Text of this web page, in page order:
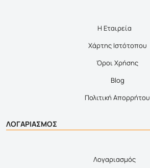
Η Εταιρεία
Χάρτης Ιστότοπου
Όροι Χρήσης
Blog
Πολιτική Απορρήτου
ΛΟΓΑΡΙΑΣΜΟΣ
Λογαριασμός